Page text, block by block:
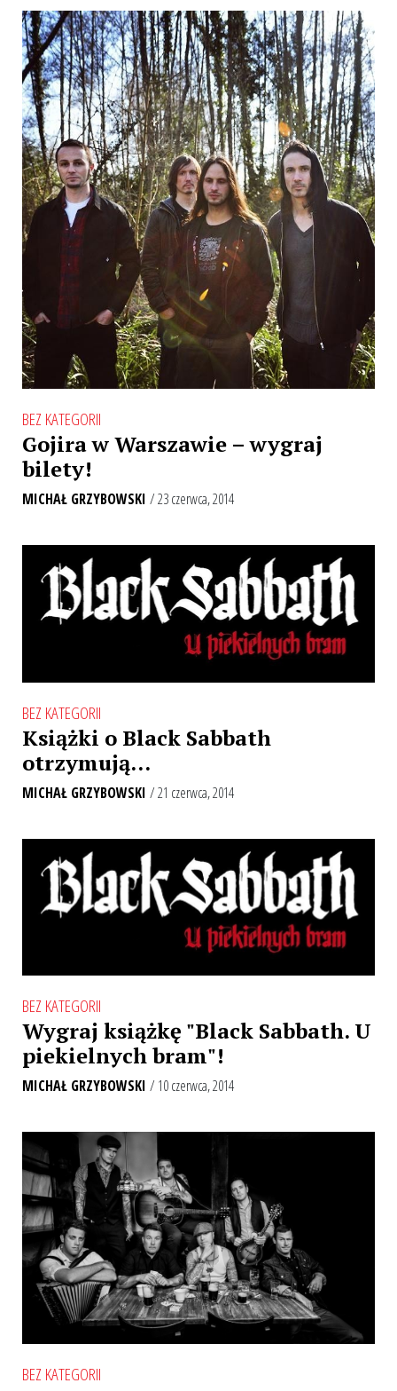
BEZ KATEGORII
Gojira w Warszawie – wygraj
bilety!
MICHAŁ GRZYBOWSKI / 23 czerwca, 2014
BEZ KATEGORII
Książki o Black Sabbath
otrzymują…
MICHAŁ GRZYBOWSKI / 21 czerwca, 2014
BEZ KATEGORII
Wygraj książkę "Black Sabbath. U
piekielnych bram"!
MICHAŁ GRZYBOWSKI / 10 czerwca, 2014
BEZ KATEGORII